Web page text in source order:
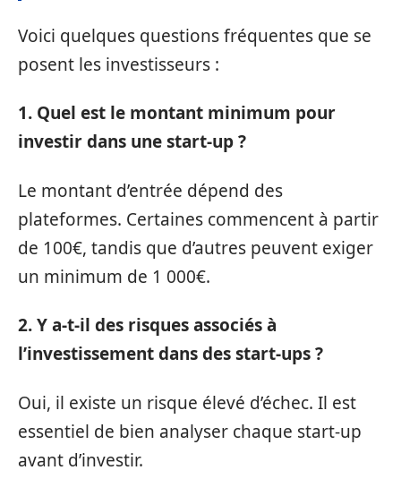
Voici quelques questions fréquentes que se
posent les investisseurs :
1. Quel est le montant minimum pour
investir dans une start-up ?
Le montant d’entrée dépend des
plateformes. Certaines commencent à partir
de 100€, tandis que d’autres peuvent exiger
un minimum de 1 000€.
2. Y a-t-il des risques associés à
l’investissement dans des start-ups ?
Oui, il existe un risque élevé d’échec. Il est
essentiel de bien analyser chaque start-up
avant d’investir.